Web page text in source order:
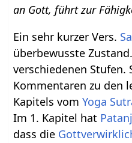
an Gott, führt zur
Ein sehr kurzer Vers.
überbewusste
verschiedenen Stufen.
Kommentaren zu den
Kapitels vomYoga
Im 1. Kapitel hat
dass die